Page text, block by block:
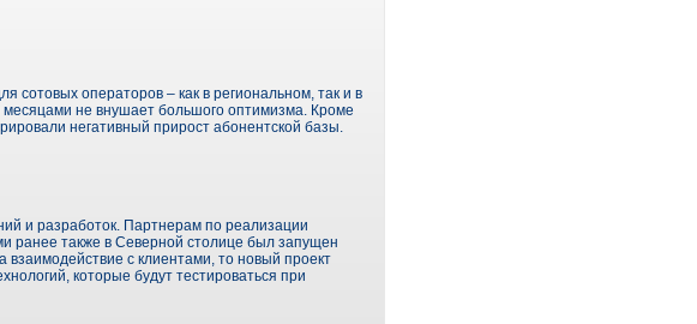
сотовых операторов – как в региональном, так и в
не внушает большого оптимизма. Кроме
негативный прирост абонентской базы.
и разработок. Партнерам по реализации
ранее также в Северной столице был запущен
с клиентами, то новый проект
которые будут тестироваться при